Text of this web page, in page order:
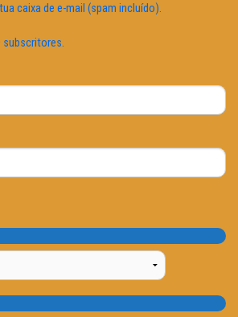
caixa de e-mail (spam incluído).
subscritores.